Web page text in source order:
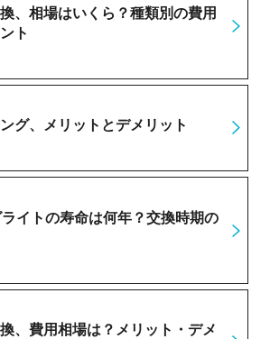
、相場はいくら？種類別の費用
ト
グ、メリットとデメリット
イトの寿命は何年？交換時期の
、費用相場は？メリット・デメ